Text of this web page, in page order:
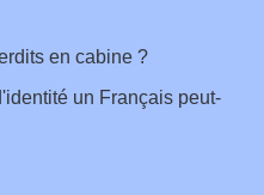
en cabine ?
un Français peut-